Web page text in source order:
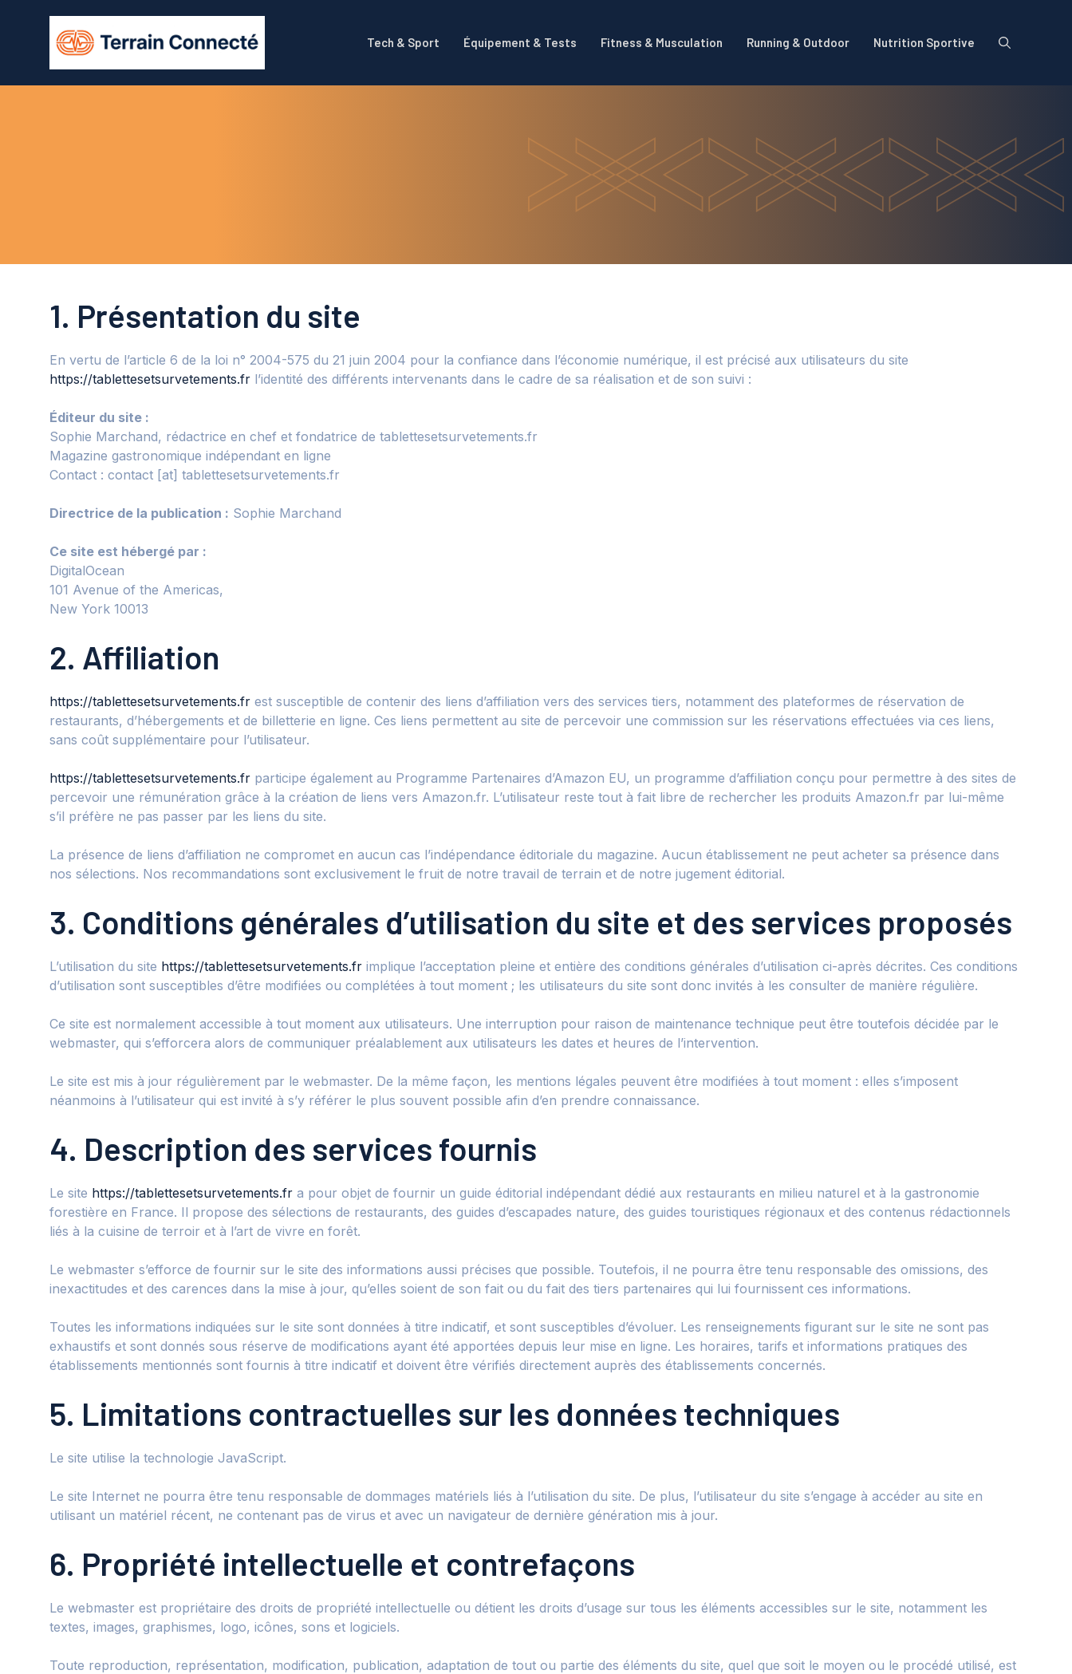
Tech & Sport Équipement & Tests Fitness & Musculation Running & Outdoor Nutrition Sportive
1. Présentation du site
En vertu de l’article 6 de la loi n° 2004-575 du 21 juin 2004 pour la confiance dans l’économie numérique, il est précisé aux utilisateurs du site
https://tablettesetsurvetements.fr l’identité des différents intervenants dans le cadre de sa réalisation et de son suivi :
Éditeur du site :
Sophie Marchand, rédactrice en chef et fondatrice de tablettesetsurvetements.fr
Magazine gastronomique indépendant en ligne
Contact : contact [at] tablettesetsurvetements.fr
Directrice de la publication : Sophie Marchand
Ce site est hébergé par :
DigitalOcean
101 Avenue of the Americas,
New York 10013
2. Affiliation
https://tablettesetsurvetements.fr est susceptible de contenir des liens d’affiliation vers des services tiers, notamment des plateformes de réservation de
restaurants, d’hébergements et de billetterie en ligne. Ces liens permettent au site de percevoir une commission sur les réservations effectuées via ces liens,
sans coût supplémentaire pour l’utilisateur.
https://tablettesetsurvetements.fr participe également au Programme Partenaires d’Amazon EU, un programme d’affiliation conçu pour permettre à des sites de
percevoir une rémunération grâce à la création de liens vers Amazon.fr. L’utilisateur reste tout à fait libre de rechercher les produits Amazon.fr par lui-même
s’il préfère ne pas passer par les liens du site.
La présence de liens d’affiliation ne compromet en aucun cas l’indépendance éditoriale du magazine. Aucun établissement ne peut acheter sa présence dans
nos sélections. Nos recommandations sont exclusivement le fruit de notre travail de terrain et de notre jugement éditorial.
3. Conditions générales d’utilisation du site et des services proposés
L’utilisation du site https://tablettesetsurvetements.fr implique l’acceptation pleine et entière des conditions générales d’utilisation ci-après décrites. Ces conditions
d’utilisation sont susceptibles d’être modifiées ou complétées à tout moment ; les utilisateurs du site sont donc invités à les consulter de manière régulière.
Ce site est normalement accessible à tout moment aux utilisateurs. Une interruption pour raison de maintenance technique peut être toutefois décidée par le
webmaster, qui s’efforcera alors de communiquer préalablement aux utilisateurs les dates et heures de l’intervention.
Le site est mis à jour régulièrement par le webmaster. De la même façon, les mentions légales peuvent être modifiées à tout moment : elles s’imposent
néanmoins à l’utilisateur qui est invité à s’y référer le plus souvent possible afin d’en prendre connaissance.
4. Description des services fournis
Le site https://tablettesetsurvetements.fr a pour objet de fournir un guide éditorial indépendant dédié aux restaurants en milieu naturel et à la gastronomie
forestière en France. Il propose des sélections de restaurants, des guides d’escapades nature, des guides touristiques régionaux et des contenus rédactionnels
liés à la cuisine de terroir et à l’art de vivre en forêt.
Le webmaster s’efforce de fournir sur le site des informations aussi précises que possible. Toutefois, il ne pourra être tenu responsable des omissions, des
inexactitudes et des carences dans la mise à jour, qu’elles soient de son fait ou du fait des tiers partenaires qui lui fournissent ces informations.
Toutes les informations indiquées sur le site sont données à titre indicatif, et sont susceptibles d’évoluer. Les renseignements figurant sur le site ne sont pas
exhaustifs et sont donnés sous réserve de modifications ayant été apportées depuis leur mise en ligne. Les horaires, tarifs et informations pratiques des
établissements mentionnés sont fournis à titre indicatif et doivent être vérifiés directement auprès des établissements concernés.
5. Limitations contractuelles sur les données techniques
Le site utilise la technologie JavaScript.
Le site Internet ne pourra être tenu responsable de dommages matériels liés à l’utilisation du site. De plus, l’utilisateur du site s’engage à accéder au site en
utilisant un matériel récent, ne contenant pas de virus et avec un navigateur de dernière génération mis à jour.
6. Propriété intellectuelle et contrefaçons
Le webmaster est propriétaire des droits de propriété intellectuelle ou détient les droits d’usage sur tous les éléments accessibles sur le site, notamment les
textes, images, graphismes, logo, icônes, sons et logiciels.
Toute reproduction, représentation, modification, publication, adaptation de tout ou partie des éléments du site, quel que soit le moyen ou le procédé utilisé, est